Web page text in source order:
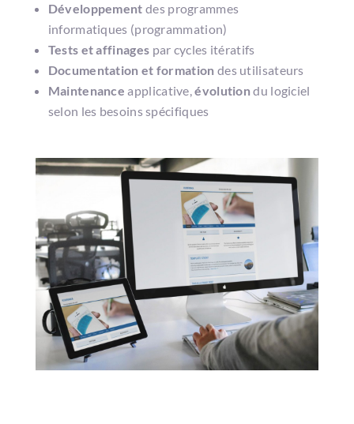
Développement des programmes
informatiques (programmation)
Tests et affinages par cycles itératifs
Documentation et formation des utilisateurs
Maintenance applicative,évolutiondu logiciel
selon les besoins spécifiques